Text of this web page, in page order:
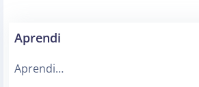
Aprendi
Aprendi…